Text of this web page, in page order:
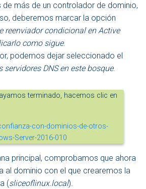
de más de un controlador de dominio,
deberemos marcar la opción
reenviador condicional en Active
como sigue.
podemos dejar seleccionado el
servidores DNS en este bosque.
terminado, hacemos clic en
principal, comprobamos que ahora
al dominio con el que crearemos la
(sliceoflinux.local).